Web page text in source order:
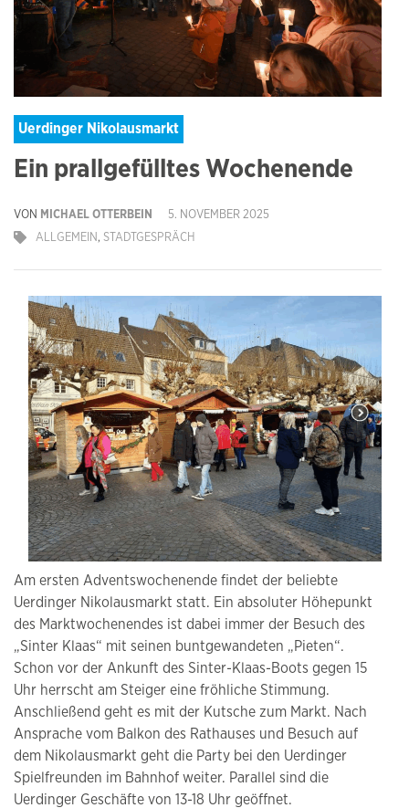
Uerdinger Nikolausmarkt
Ein prallgefülltes Wochenende
VON MICHAEL OTTERBEIN
5. NOVEMBER 2025
ALLGEMEIN , STADTGESPRÄCH
Am ersten Adventswochenende findet der beliebte
Uerdinger Nikolausmarkt statt. Ein absoluter Höhepunkt
des Marktwochenendes ist dabei immer der Besuch des
„Sinter Klaas“ mit seinen buntgewandeten „Pieten“.
Schon vor der Ankunft des Sinter-Klaas-Boots gegen 15
Uhr herrscht am Steiger eine fröhliche Stimmung.
Anschließend geht es mit der Kutsche zum Markt. Nach
Ansprache vom Balkon des Rathauses und Besuch auf
dem Nikolausmarkt geht die Party bei den Uerdinger
Spielfreunden im Bahnhof weiter. Parallel sind die
Uerdinger Geschäfte von 13-18 Uhr geöffnet.